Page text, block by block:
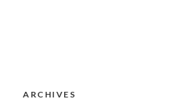
ARCHIVES